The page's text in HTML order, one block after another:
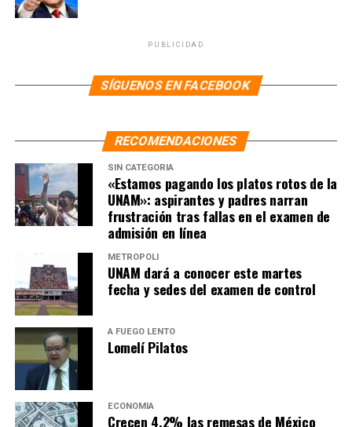
PUBLICIDAD
SÍGUENOS EN FACEBOOK
RECOMENDACIONES
SIN CATEGORÍA
«Estamos pagando los platos rotos de la
UNAM»: aspirantes y padres narran
frustración tras fallas en el examen de
admisión en línea
METRÓPOLI
UNAM dará a conocer este martes
fecha y sedes del examen de control
A FUEGO LENTO
Lomelí Pilatos
ECONOMÍA
Crecen 4.2% las remesas de México